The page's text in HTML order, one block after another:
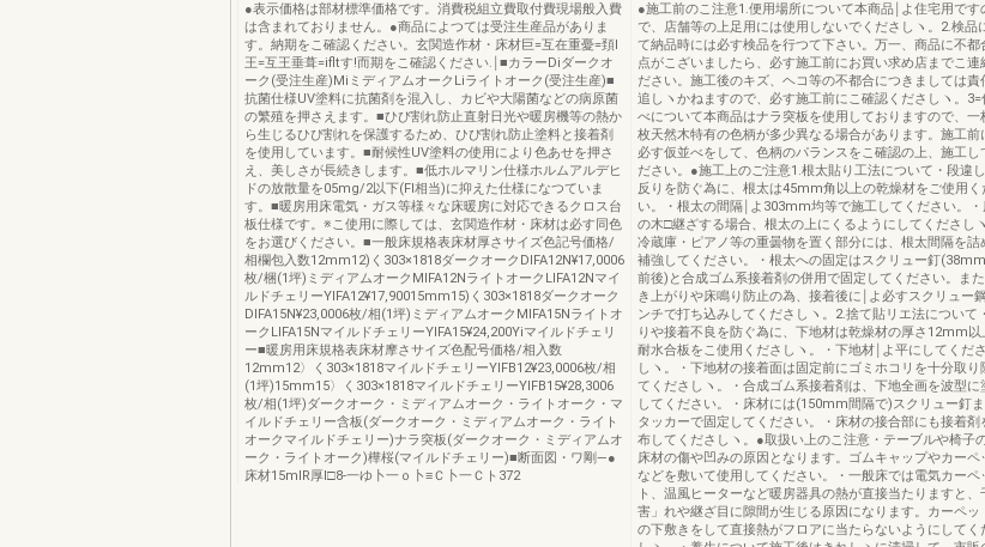
●表示価格は部材標準価格です。消費税組立費取付費現場般入費
は含まれておりません。●商品によつては受注生産品がありま
す。納期をこ確認ください。玄関造作材・床材巨=互在重憂=頚I
王=互王垂葺=ifltす!而期をこ確認ください.￨■カラーDiダークオ
ーク(受注生産)MiミディアムオークLiライトオーク(受注生産)■
抗菌仕様UV塗料に抗菌剤を混入し、カビや大陽菌などの病原菌
の繁殖を押さえます。■ひび割れ防止直射日光や暖房機等の熱か
ら生じるひぴ割れを保護するため、ひび割れ防止塗料と接着剤
を使用しています。■耐候性UV塗料の使用により色あせを押さ
え、美しさが長続きします。■低ホルマリン仕様ホルムアルデヒ
ドの放散量を05mg/2以下(Fl相当)に抑えた仕様になつていま
す。■暖房用床電気・ガス等様々な床暖房に対応できるクロス台
板仕様です。※こ使用に際しては、玄関造作材・床材は必す同色
をお選びください。■一般床規格表床材厚さサイズ色記号価格/
相欄包入数12mm12)く303×1818ダークオークDIFA12N¥17,0006
枚/梱(1坪)ミディアムオークMIFA12NライトオークLIFA12Nマイ
ルドチェリーYIFA12¥17,90015mm15)く303×1818ダークオーク
DIFA15N¥23,0006枚/相(1坪)ミディアムオークMIFA15Nライトオ
ークLIFA15NマイルドチェリーYIFA15¥24,200Yiマイルドチェリ
ー■暖房用床規格表床材摩さサイズ色配号価格/相入数
12mm12〉く303×1818マイルドチェリーYIFB12¥23,0006枚/相
(1坪)15mm15〉く303×1818マイルドチェリーYIFB15¥28,3006
枚/相(1坪)ダークオーク・ミディアムオーク・ライトオーク・マ
イルドチェリー含板(ダークオーク・ミディアムオーク・ライト
オークマイルドチェリー)ナラ突板(ダークオーク・ミディアムオ
ーク・ライトオーク)樺桜(マイルドチェリー)■断面図・ワ剛―●
床材15mlR厚l□8-一ゆ卜一ｏ卜≡Ｃ卜一Ｃト372
●施工前のこ注意1.便用場所について本商品￨よ住宅用です
で、店舗等の上足用には使用しないでくださしヽ。2.検品
て納品時には必す検品を行つて下さい。万一、商品に不都
点がこざいましたら、必す施工前にお買い求め店までこ連
ださい。施工後のキズ、ヘコ等の不都合につきましては責
追しヽかねますので、必す施工前にこ確認くださしヽ。3=
べについて本商品はナラ突板を使用しておりますので、一
枚天然木特有の色柄が多少異なる場合があります。施工前
必す仮並べをして、色柄のパランスをこ確認の上、施工し
ださい。●施工上のご注意1.根太貼り工法について・段違
反りを防ぐ為に、根太は45mm角以上の乾燥材をご使用く
い。・根太の間隔￨よ303mm均等で施工してください。・
の木□継ざする場合、根太の上にくるようにしてくださし
冷蔵庫・ピアノ等の重曇物を置く部分には、根太間隔を詰
補強してください。・根太への固定はスクリュー釘
前後)と合成ゴム系接着剤の併用で固定してください。ま
き上がりや床鳴り防止の為、接着後に￨よ必すスクリュー
ンチで打ち込みしてくださしヽ。2.捨て貼リエ法について
りや接着不良を防ぐ為に、下地材は乾燥材の厚さ12mm以
耐水合板をこ使用くださしヽ。・下地材￨よ平にしてくださ
しヽ。・下地材の接着面は固定前にゴミホコリを十分取り
てくださしヽ。・合成ゴム系接着剤は、下地全画を波型に
してください。・床材には(150mm間隔で)スクリュー釘
タッカーで固定してください。・床材の接合部にも接着剤
布してくださしヽ。●取扱い上のこ注意・テーブルや椅子
床材の傷や凹みの原因となります。ゴムキャップやカーペ
などを敷いて使用してください。・一般床では電気カーペ
ト、温風ヒーターなど暖房器具の熱が直接当たりますと、
害」れや継ざ目に隙間が生じる原因になります。カーペッ
の下敷きをして直接熱がフロアに当たらないようにしてく